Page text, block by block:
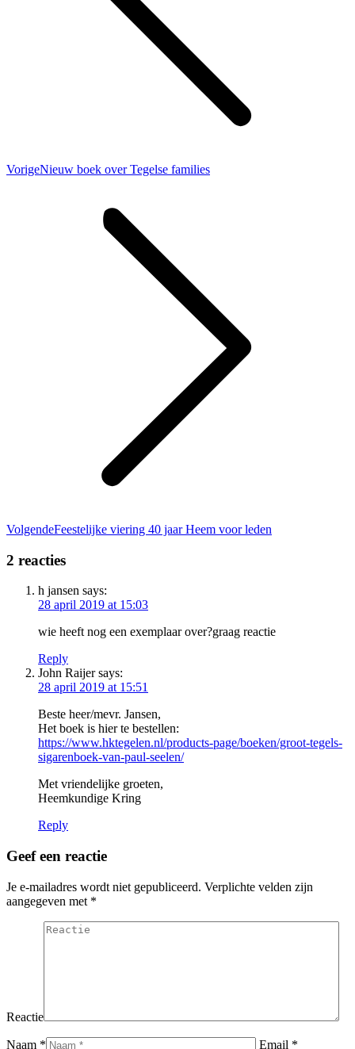
VorigeVorig
Nieuw boek over Tegelse families
VolgendeVolgend
Feestelijke viering 40 jaar Heem voor leden
2 reacties
h jansen says:
28 april 2019 at 15:03
wie heeft nog een exemplaar over?graag reactie
Reply
John Raijer says:
28 april 2019 at 15:51
Beste heer/mevr. Jansen,
Het boek is hier te bestellen:
https://www.hktegelen.nl/products-page/boeken/groot-tegels-
sigarenboek-van-paul-seelen/
Met vriendelijke groeten,
Heemkundige Kring
Reply
Geef een reactie
Je e-mailadres wordt niet gepubliceerd. Verplichte velden zijn
aangegeven met *
Reactie
Naam * Email *